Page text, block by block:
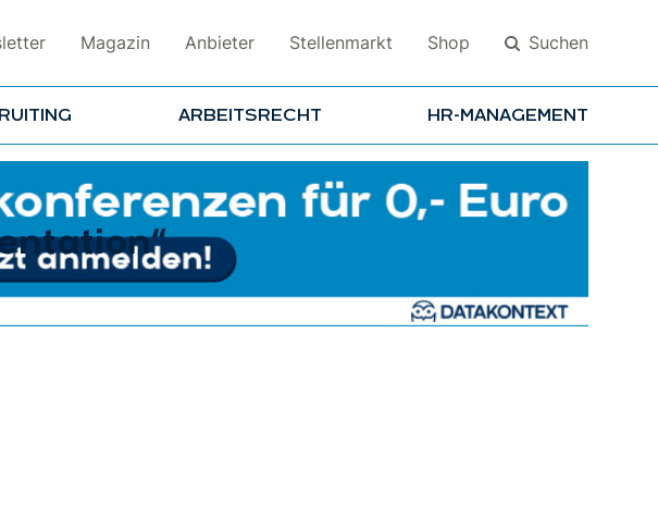
Magazin Anbieter Stellenmarkt Shop Suchen
ARBEITSRECHT HR-MANAGEMENT
Suchen